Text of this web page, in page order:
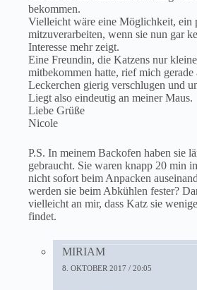
bekommen.
Vielleicht wäre eine Möglichkeit, ein
mitzuverarbeiten, wenn sie nun gar
Interesse mehr zeigt.
Eine Freundin, die Katzens nur
mitbekommen hatte, rief mich gerade
Leckerchen gierig verschlugen und
Liegt also eindeutig an meiner Maus.
Liebe Grüße
Nicole
P.S. In meinem Backofen haben sie
gebraucht. Sie waren knapp 20 min
nicht sofort beim Anpacken
werden sie beim Abkühlen fester?
vielleicht an mir, dass Katz sie
findet.
MIRIAM
8. OKTOBER 2017 / 20:05